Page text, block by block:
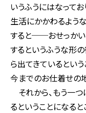
いうふうにはなって
生活にかかわるよう
すると──おせっかい
するというふうな形
ら出てきているとい
今までのお仕着せの
それから、もう一
るということになる